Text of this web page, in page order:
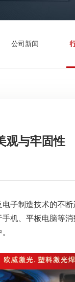
公司新闻
观与牢固性
子制造技术的不断
机、平板电脑等消